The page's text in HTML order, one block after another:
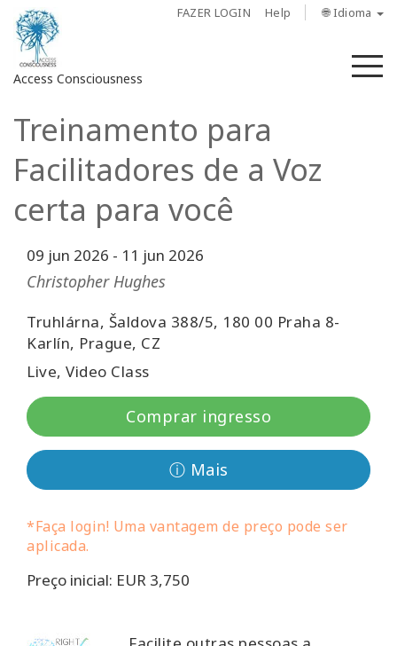
FAZER LOGIN Help 🌐 Idioma
Access Consciousness
Fazer
em
conta
Sobre
Bars
Regiões
Classes
Facilitators
More
Treinamento para
Facilitadores de a Voz
certa para você
09 jun 2026 - 11 jun 2026
Christopher Hughes
Truhlárna, Šaldova 388/5, 180 00 Praha 8-
Karlín, Prague, CZ
Live, Video Class
Comprar ingresso
ⓘ Mais
*Faça login! Uma vantagem de preço pode ser
aplicada.
Preço inicial: EUR 3,750